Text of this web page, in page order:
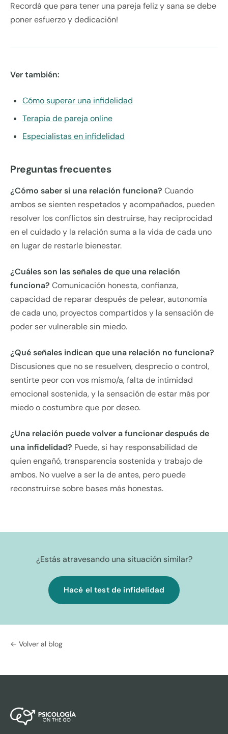
Recordá que para tener una pareja feliz y sana se debe
poner esfuerzo y dedicación!
Ver también:
Cómo superar una infidelidad
Terapia de pareja online
Especialistas en infidelidad
Preguntas frecuentes
¿Cómo saber si una relación funciona? Cuando
ambos se sienten respetados y acompañados, pueden
resolver los conflictos sin destruirse, hay reciprocidad
en el cuidado y la relación suma a la vida de cada uno
en lugar de restarle bienestar.
¿Cuáles son las señales de que una relación
funciona? Comunicación honesta, confianza,
capacidad de reparar después de pelear, autonomía
de cada uno, proyectos compartidos y la sensación de
poder ser vulnerable sin miedo.
¿Qué señales indican que una relación no funciona?
Discusiones que no se resuelven, desprecio o control,
sentirte peor con vos mismo/a, falta de intimidad
emocional sostenida, y la sensación de estar más por
miedo o costumbre que por deseo.
¿Una relación puede volver a funcionar después de
una infidelidad? Puede, si hay responsabilidad de
quien engañó, transparencia sostenida y trabajo de
ambos. No vuelve a ser la de antes, pero puede
reconstruirse sobre bases más honestas.
¿Estás atravesando una situación similar?
Hacé el test de infidelidad
← Volver al blog